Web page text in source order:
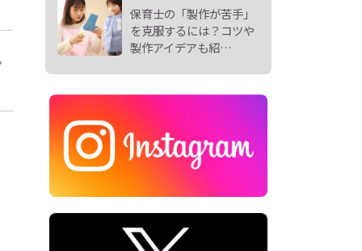
保育士の「製作が苦手」
を克服するには？コツや
製作アイデアも紹…